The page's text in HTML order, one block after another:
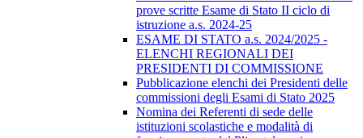
prove scritte Esame di Stato II ciclo di
istruzione a.s. 2024-25
ESAME DI STATO a.s. 2024/2025 -
ELENCHI REGIONALI DEI
PRESIDENTI DI COMMISSIONE
Pubblicazione elenchi dei Presidenti delle
commissioni degli Esami di Stato 2025
Nomina dei Referenti di sede delle
istituzioni scolastiche e modalità di